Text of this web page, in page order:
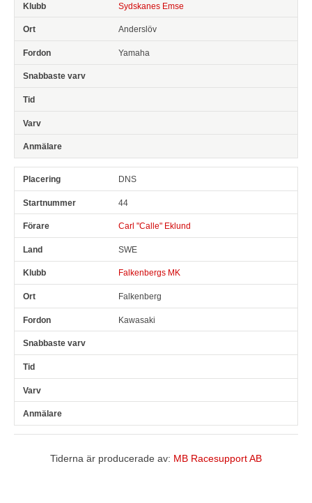
Sydskanes Emse
Anderslöv
Yamaha
DNS
44
Carl "Calle" Eklund
SWE
Falkenbergs MK
Falkenberg
Kawasaki
Tiderna är producerade av: MB Racesupport AB